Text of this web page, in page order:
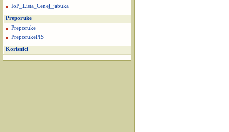
IoP_Lista_Cenej_jabuka
Preporuke
Preporuke
PreporukePIS
Korisnici